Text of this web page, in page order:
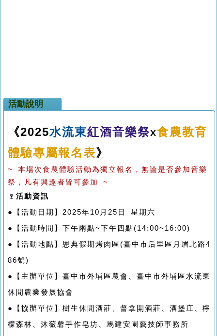
活動說明
《2025水流東紅酒音樂祭X食農教育
體驗專屬報名表》
~ 本場次食農體驗活動為獨立報名，無論是否參加音樂
祭，凡有興趣者皆可參加 ~
🍷 活動資訊
●【活動日期】2025年10月25日 星期六
●【活動時間】下午兩點~下午四點(14:00~16:00)
●【活動地點】恩典假期烤肉區(臺中市后里區月眉北路4
86號)
●【主辦單位】臺中市外埔區農會、臺中市外埔區水流東
休閒農業發展協會
●【協辦單位】樹生休閒酒莊、督拿開酒莊、酒堡庄、檸
檬森林、沐薇馨手作皂坊、馬建安園藝技師事務所